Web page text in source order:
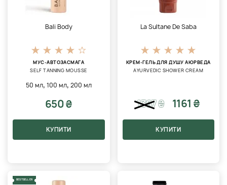
Bali Body
МУС-АВТОЗАСМАГА
SELF TANNING MOUSSE
50 мл, 100 мл, 200 мл
650 ₴
КУПИТИ
La Sultane De Saba
КРЕМ-ГЕЛЬ ДЛЯ ДУШУ АЮРВЕДА
AYURVEDIC SHOWER CREAM
1367₴ 1161 ₴
КУПИТИ
BESTSELLER